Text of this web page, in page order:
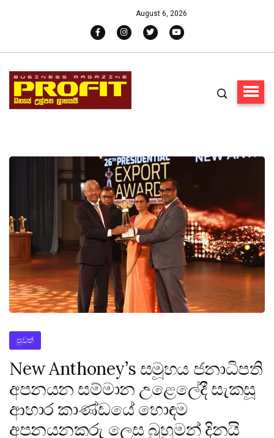
August 6, 2026
පුවත්
New Anthoney’s සමූහය ජනාධිපති
අපනයන සම්මාන උළෙලේදී සැකසූ
ආහාර කාණ්ඩයේ හොඳම
අපනයනකරු ලෙස බුහුමන් දිනයි